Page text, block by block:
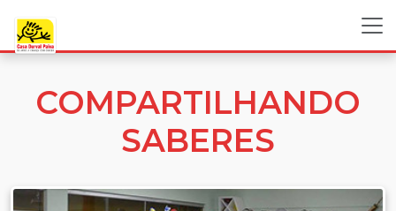
COMPARTILHANDO
SABERES